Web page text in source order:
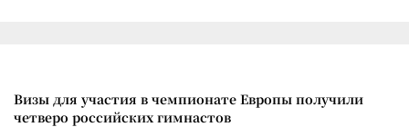
Визы для участия в чемпионате Европы получили
четверо российских гимнастов